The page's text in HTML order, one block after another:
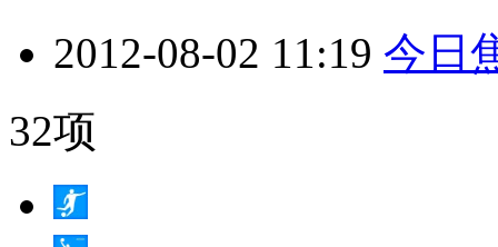
2012-08-02 11:19 今日
32项